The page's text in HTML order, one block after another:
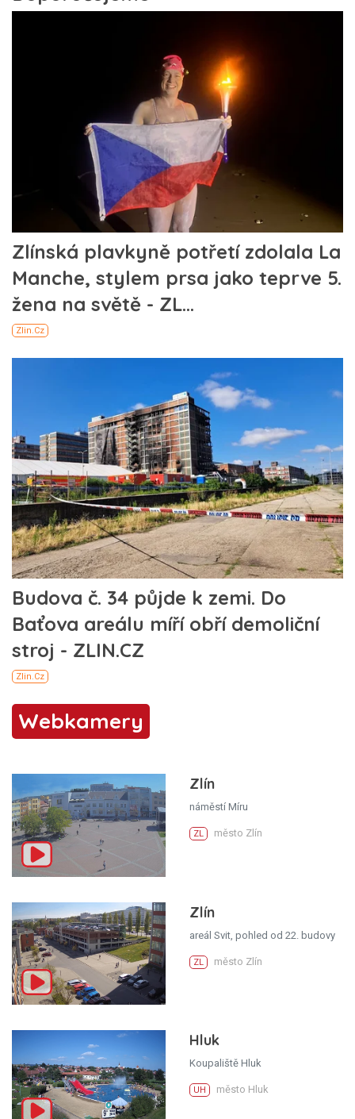
Webkamery
Zlín
náměstí Míru
ZL město Zlín
Zlín
areál Svit, pohled od 22. budovy
ZL město Zlín
Hluk
Koupaliště Hluk
UH město Hluk